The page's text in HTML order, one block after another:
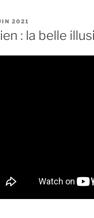
2021
: la belle